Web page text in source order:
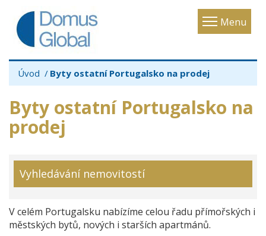
Menu
Toggle
Úvod Byty ostatní Portugalsko na prodej
Byty ostatní Portugalsko na
prodej
Vyhledávání nemovitostí
V celém Portugalsku nabízíme celou řadu přímořských i
městských bytů, nových i starších apartmánů.